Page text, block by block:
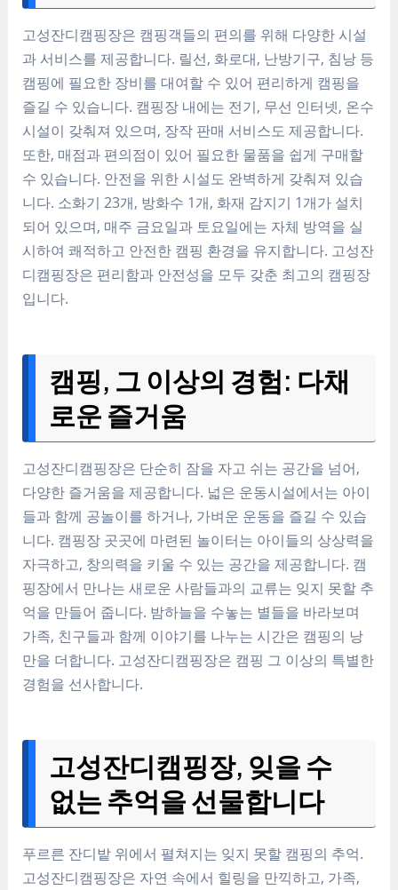
고성잔디캠핑장은 캠핑객들의 편의를 위해 다양한 시설
과 서비스를 제공합니다. 릴선, 화로대, 난방기구, 침낭 등
캠핑에 필요한 장비를 대여할 수 있어 편리하게 캠핑을
즐길 수 있습니다. 캠핑장 내에는 전기, 무선 인터넷, 온수
시설이 갖춰져 있으며, 장작 판매 서비스도 제공합니다.
또한, 매점과 편의점이 있어 필요한 물품을 쉽게 구매할
수 있습니다. 안전을 위한 시설도 완벽하게 갖춰져 있습
니다. 소화기 23개, 방화수 1개, 화재 감지기 1개가 설치
되어 있으며, 매주 금요일과 토요일에는 자체 방역을 실
시하여 쾌적하고 안전한 캠핑 환경을 유지합니다. 고성잔
디캠핑장은 편리함과 안전성을 모두 갖춘 최고의 캠핑장
입니다.
캠핑, 그 이상의 경험: 다채
로운 즐거움
고성잔디캠핑장은 단순히 잠을 자고 쉬는 공간을 넘어,
다양한 즐거움을 제공합니다. 넓은 운동시설에서는 아이
들과 함께 공놀이를 하거나, 가벼운 운동을 즐길 수 있습
니다. 캠핑장 곳곳에 마련된 놀이터는 아이들의 상상력을
자극하고, 창의력을 키울 수 있는 공간을 제공합니다. 캠
핑장에서 만나는 새로운 사람들과의 교류는 잊지 못할 추
억을 만들어 줍니다. 밤하늘을 수놓는 별들을 바라보며
가족, 친구들과 함께 이야기를 나누는 시간은 캠핑의 낭
만을 더합니다. 고성잔디캠핑장은 캠핑 그 이상의 특별한
경험을 선사합니다.
고성잔디캠핑장, 잊을 수
없는 추억을 선물합니다
푸르른 잔디밭 위에서 펼쳐지는 잊지 못할 캠핑의 추억.
고성잔디캠핑장은 자연 속에서 힐링을 만끽하고, 가족,